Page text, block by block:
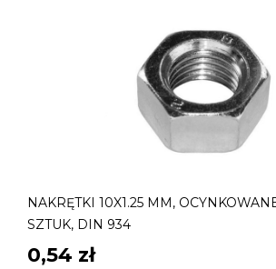
NAKRĘTKI 10X1.25 MM,
SZTUK, DIN 934
0,54 zł